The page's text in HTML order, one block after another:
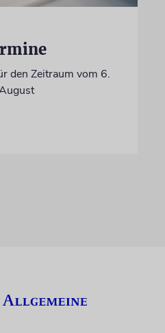
den Zeitraum vom 6.